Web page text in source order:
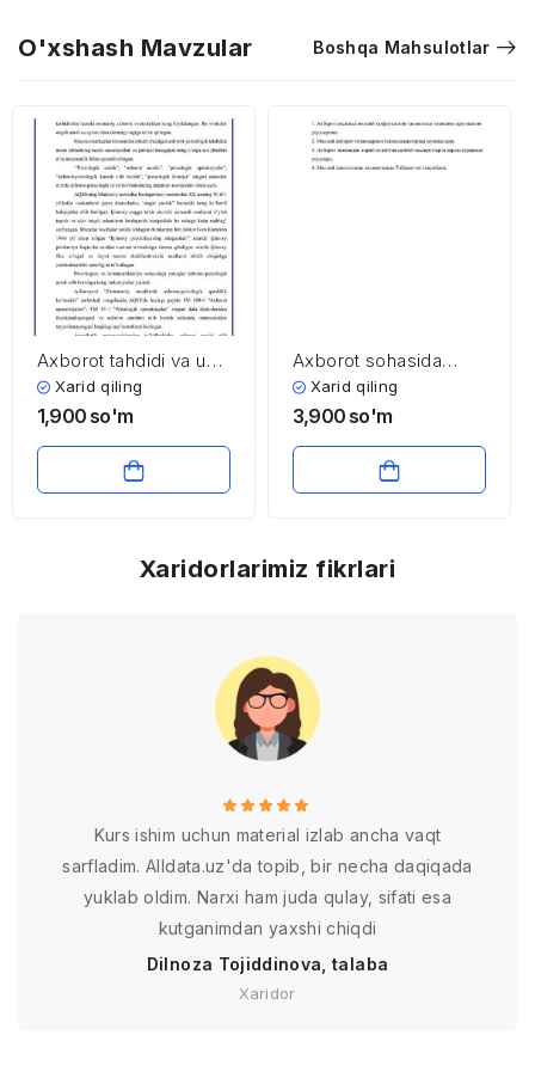
O'xshash Mavzular Boshqa Mahsulotlar
Axborot tahdidi va u
nimalarda namoyon
bo’ladi?
Xarid qiling
1,900 so'm
Axborot sohasida
milliy xavfsizlikni
ta’minlash tizimining
Xarid qiling
3,900 so'm
Xaridorlarimiz fikrlari
Kurs ishim uchun material izlab ancha vaqt
sarfladim. Alldata.uz'da topib, bir necha daqiqada
yuklab oldim. Narxi ham juda qulay, sifati esa
kutganimdan yaxshi chiqdi
Dilnoza Tojiddinova, talaba
Xaridor